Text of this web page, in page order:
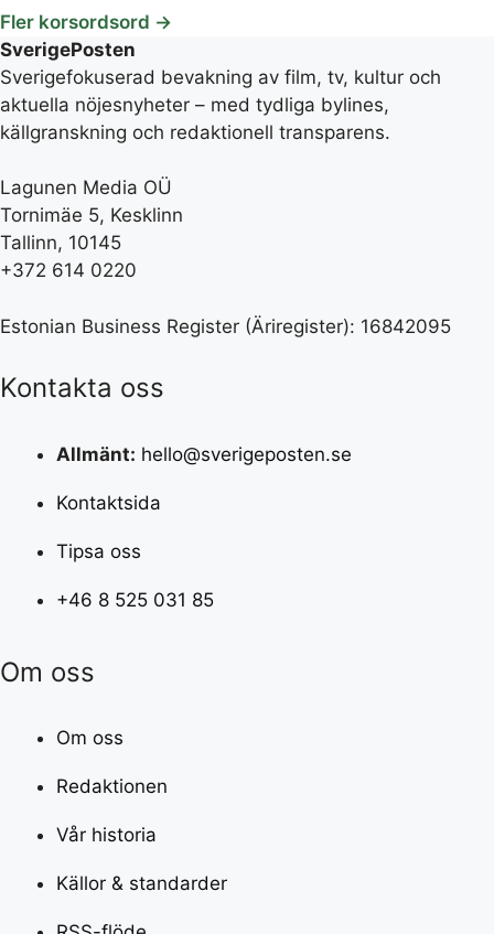
Fler korsordsord →
SverigePosten
Sverigefokuserad bevakning av film, tv, kultur och
aktuella nöjesnyheter – med tydliga bylines,
källgranskning och redaktionell transparens.
Lagunen Media OÜ
Tornimäe 5, Kesklinn
Tallinn, 10145
+372 614 0220
Estonian Business Register (Äriregister): 16842095
Kontakta oss
Allmänt: hello@sverigeposten.se
Kontaktsida
Tipsa oss
+46 8 525 031 85
Om oss
Om oss
Redaktionen
Vår historia
Källor & standarder